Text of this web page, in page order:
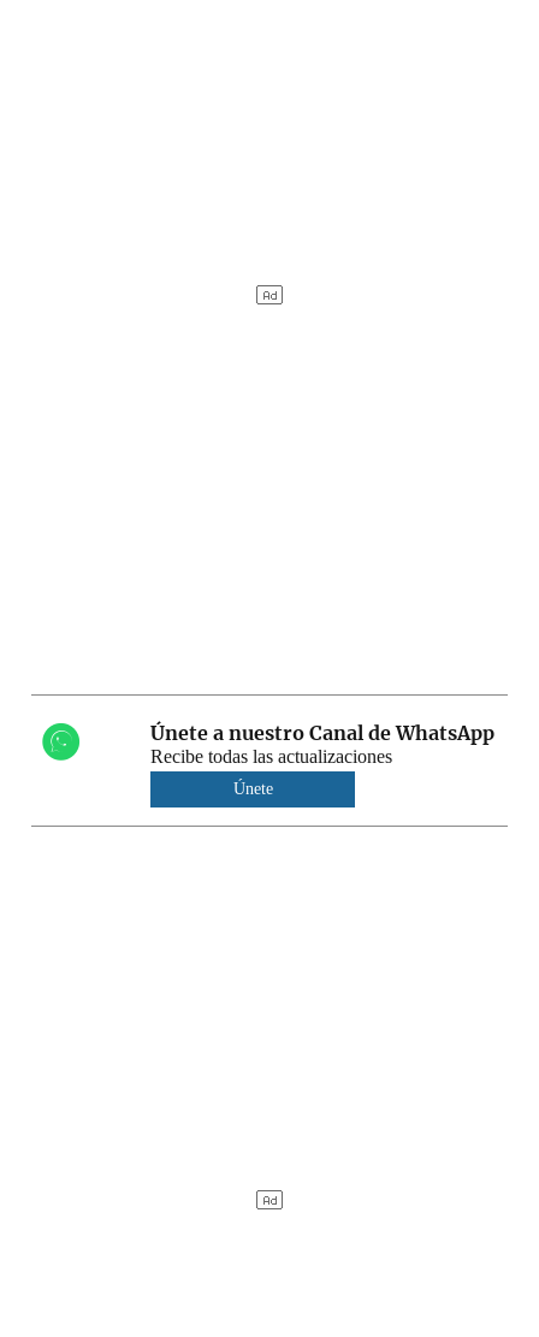
Únete a nuestro Canal de WhatsApp
Recibe todas las actualizaciones
Únete